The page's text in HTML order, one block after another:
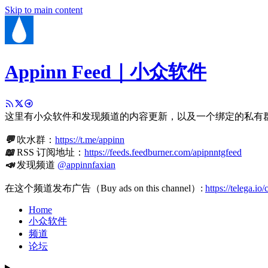
Skip to main content
Appinn Feed｜小众软件
这里有小众软件和发现频道的内容更新，以及一个绑定的私有
💬吹水群： https://t.me/appinn
📖RSS 订阅地址： https://feeds.feedburner.com/apipnntgfeed
📣发现频道 @appinnfaxian
在这个频道发布广告（Buy ads on this channel）: https://telega.io/
Home
小众软件
频道
论坛